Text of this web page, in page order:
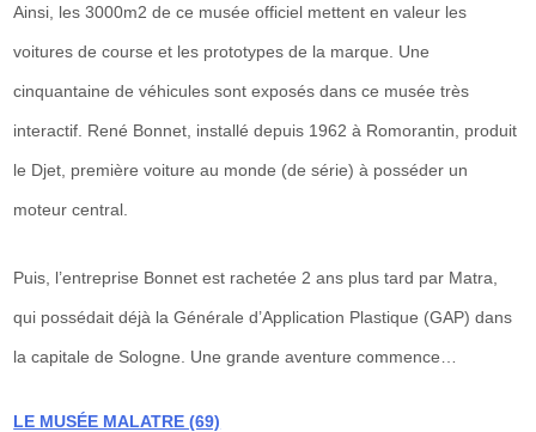
Ainsi, les 3000m2 de ce musée officiel mettent en valeur les
voitures de course et les prototypes de la marque. Une
cinquantaine de véhicules sont exposés dans ce musée très
interactif. René Bonnet, installé depuis 1962 à Romorantin, produit
le Djet, première voiture au monde (de série) à posséder un
moteur central.
Puis, l’entreprise Bonnet est rachetée 2 ans plus tard par Matra,
qui possédait déjà la Générale d’Application Plastique (GAP) dans
la capitale de Sologne. Une grande aventure commence…
LE MUSÉE MALATRE (69)